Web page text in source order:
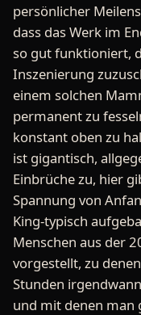
persönlicher
dass das Werk im
so gut funktioniert,
Inszenierung
einem solchen
permanent zu
konstant oben zu
ist gigantisch,
Einbrüche zu, hier
Spannung von
King-typisch
Menschen aus der
vorgestellt, zu
Stunden
und mit denen